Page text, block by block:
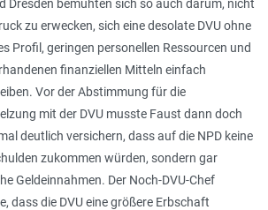
Dresden bemühten sich so auch darum, nicht
zu erwecken, sich eine desolate DVU ohne
Profil, geringen personellen Ressourcen und
finanziellen Mitteln einfach
Vor der Abstimmung für die
mit der DVU musste Faust dann doch
deutlich versichern, dass auf die NPD keine
zukommen würden, sondern gar
Geldeinnahmen. Der Noch-DVU-Chef
dass die DVU eine größere Erbschaft